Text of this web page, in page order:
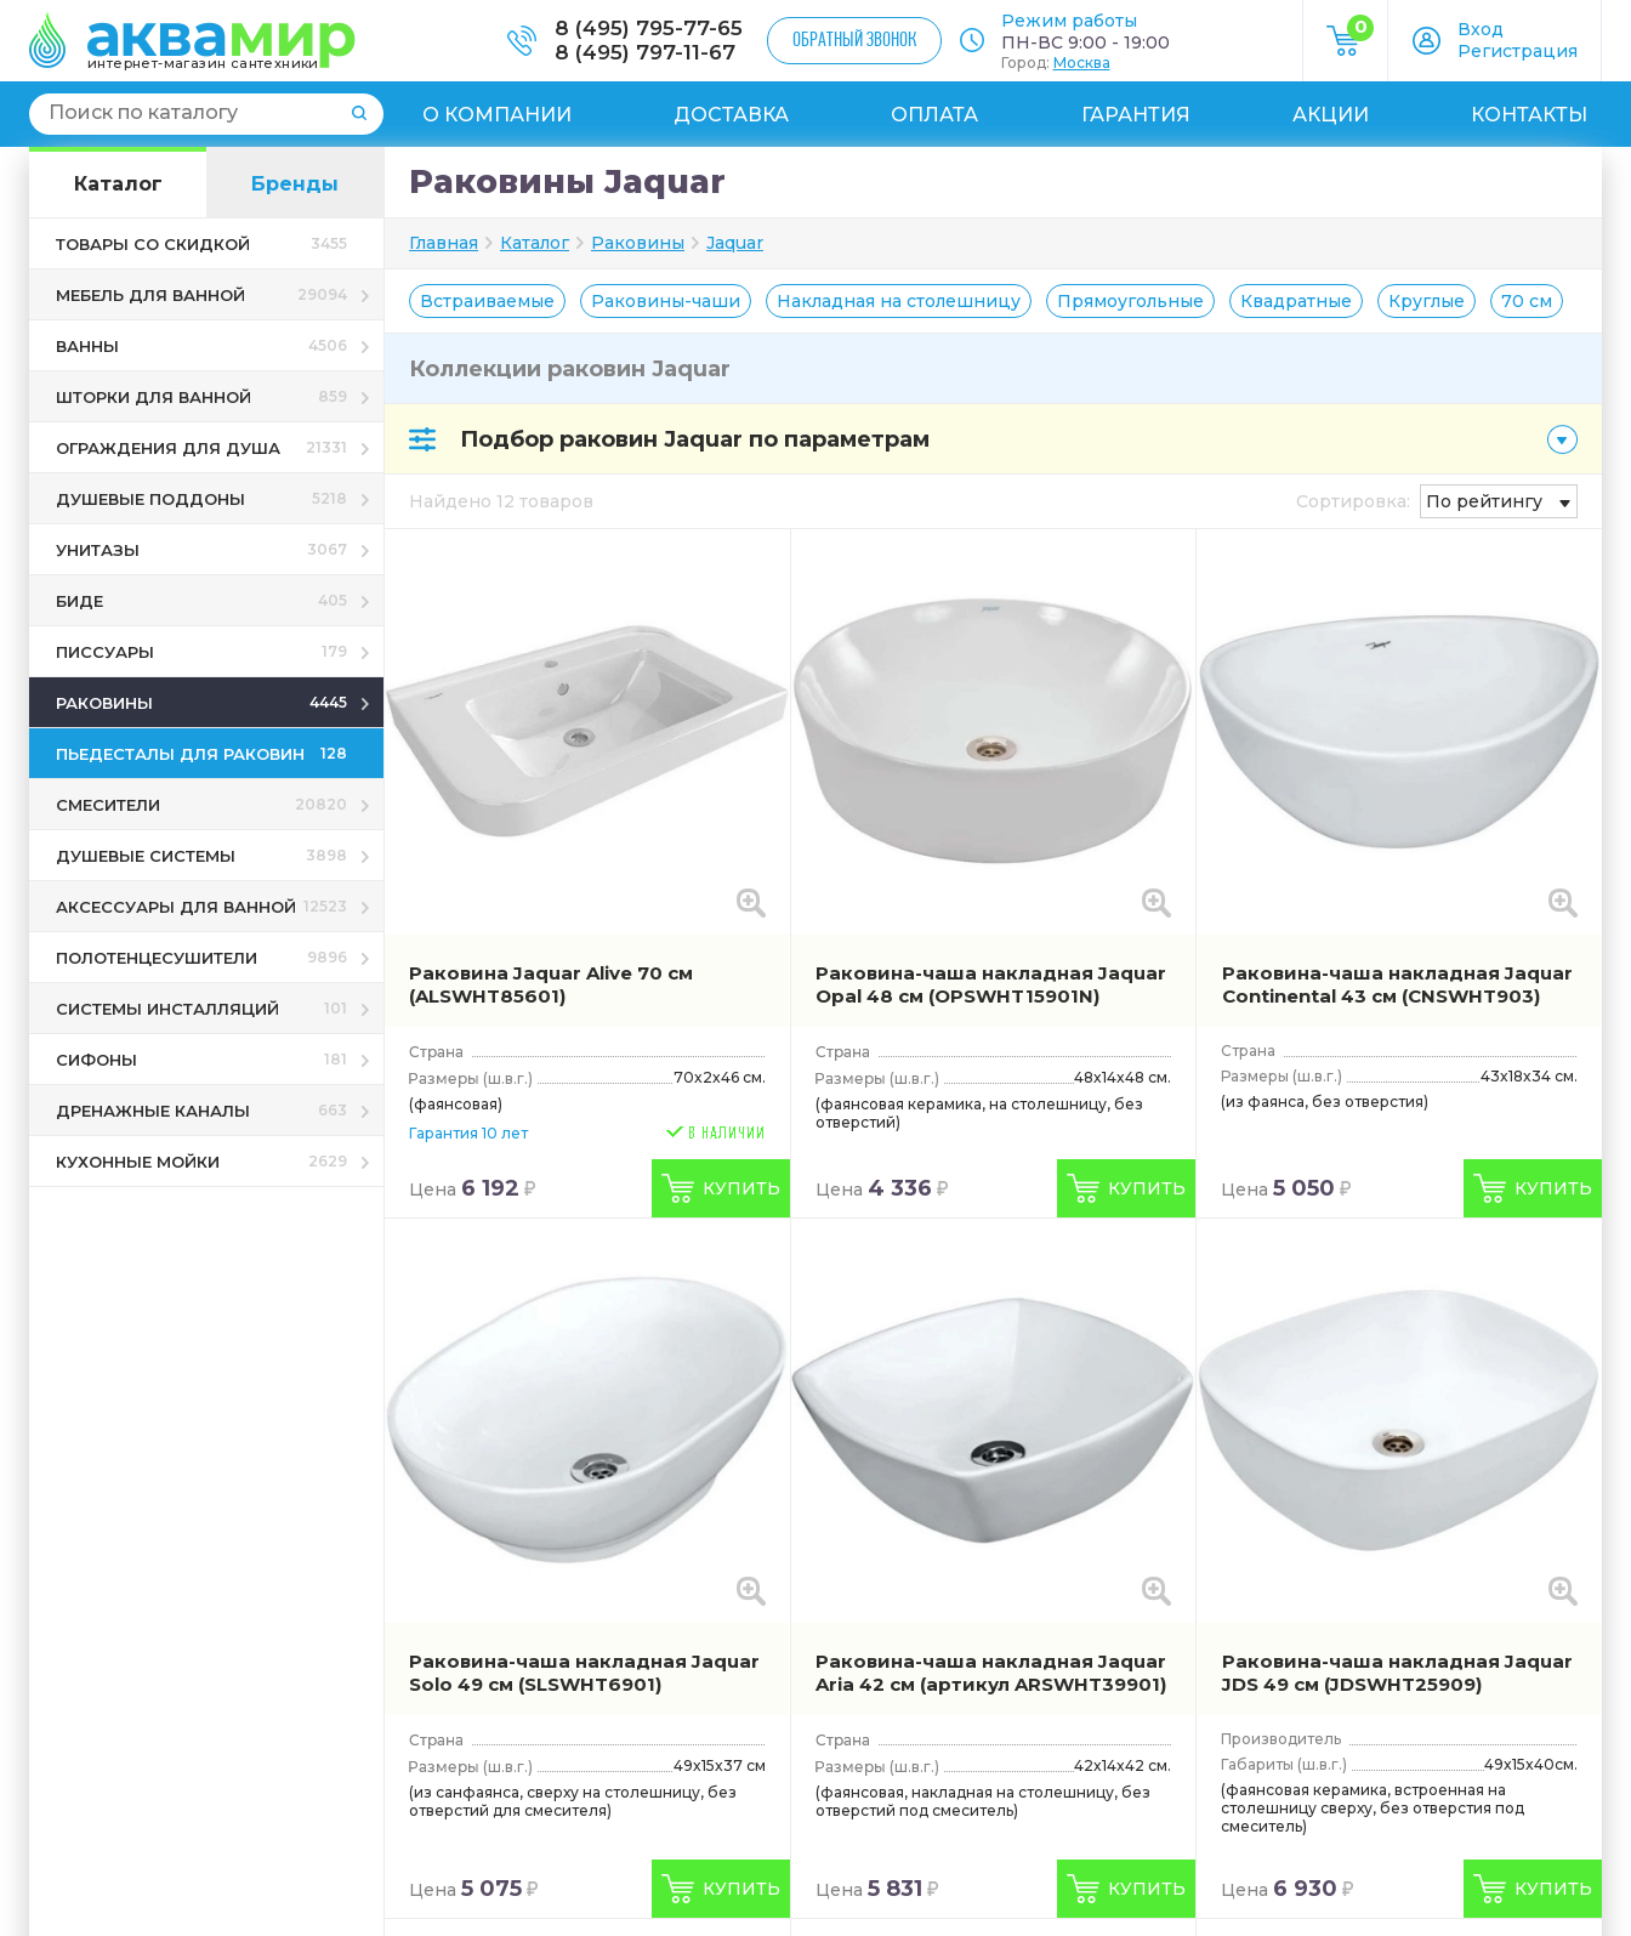
интернет-магазин сантехники
8 (495) 795-77-65
8 (495) 797-11-67
ОБРАТНЫЙ ЗВОНОК
Режим работы
ПН-ВС 9:00 - 19:00
Город: Москва
0
Вход
Регистрация
О КОМПАНИИ ДОСТАВКА ОПЛАТА ГАРАНТИЯ АКЦИИ КОНТАКТЫ
Каталог Бренды
ТОВАРЫ СО СКИДКОЙ 3455
МЕБЕЛЬ ДЛЯ ВАННОЙ 29094
ВАННЫ 4506
ШТОРКИ ДЛЯ ВАННОЙ 859
ОГРАЖДЕНИЯ ДЛЯ ДУША 21331
ДУШЕВЫЕ ПОДДОНЫ 5218
УНИТАЗЫ 3067
БИДЕ 405
ПИССУАРЫ 179
РАКОВИНЫ 4445
ПЬЕДЕСТАЛЫ ДЛЯ РАКОВИН 128
СМЕСИТЕЛИ 20820
ДУШЕВЫЕ СИСТЕМЫ 3898
АКСЕССУАРЫ ДЛЯ ВАННОЙ 12523
ПОЛОТЕНЦЕСУШИТЕЛИ 9896
СИСТЕМЫ ИНСТАЛЛЯЦИЙ 101
СИФОНЫ 181
ДРЕНАЖНЫЕ КАНАЛЫ 663
КУХОННЫЕ МОЙКИ 2629
Раковины Jaquar
Главная Каталог Раковины Jaquar
Встраиваемые Раковины-чаши Накладная на столешницу Прямоугольные Квадратные Круглые 70 см
Коллекции раковин Jaquar
Подбор раковин Jaquar по параметрам
Найдено 12 товаров Сортировка: По рейтингу
Раковина Jaquar Alive 70 см
(ALSWHT85601)
(ш.в.г.)
70x2x46 см.
(фаянсовая)
Гарантия 10 лет
Цена 6 192 КУПИТЬ
Раковина-чаша накладная Jaquar
Opal 48 см (OPSWHT15901N)
(ш.в.г.)
48x14x48 см.
(фаянсовая керамика, на столешницу, без
отверстий)
Цена 4 336 КУПИТЬ
Раковина-чаша накладная Jaquar
Continental 43 см (CNSWHT903)
Страна
Размеры (ш.в.г.)
43x18x34 см.
(из фаянса, без отверстия)
Цена 5 050 КУПИТЬ
Раковина-чаша накладная Jaquar
Solo 49 см (SLSWHT6901)
(ш.в.г.)
49x15x37 см
(из санфаянса, сверху на столешницу, без
отверстий для смесителя)
Цена 5 075 КУПИТЬ
Раковина-чаша накладная Jaquar
Aria 42 см (артикул ARSWHT39901)
(ш.в.г.)
42x14x42 см.
(фаянсовая, накладная на столешницу, без
отверстий под смеситель)
Цена 5 831 КУПИТЬ
Раковина-чаша накладная Jaquar
JDS 49 см (JDSWHT25909)
Производитель
Габариты (ш.в.г.)
49x15x40см.
(фаянсовая керамика, встроенная на
столешницу сверху, без отверстия под
смеситель)
Цена 6 930 КУПИТЬ